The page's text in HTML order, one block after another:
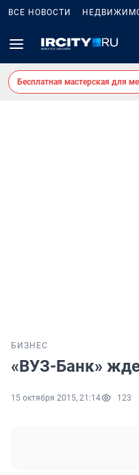
ВСЕ НОВОСТИ
Бесплатная мастерская для
БИЗНЕС
«ВУЗ-Банк»
15 октября 2015, 21:14 123